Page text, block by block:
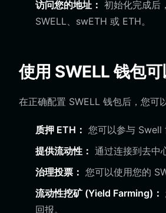
访问您的地址： 初始化完成后
SWELL、swETH 或 ETH。
使用 SWELL 钱包可
在正确配置 SWELL 钱包后，您可
质押 ETH： 您可以参与 Swell
提供流动性： 通过连接到去中
治理投票： 您可以使用您的
流动性挖矿 (Yield Farming)：
回报。